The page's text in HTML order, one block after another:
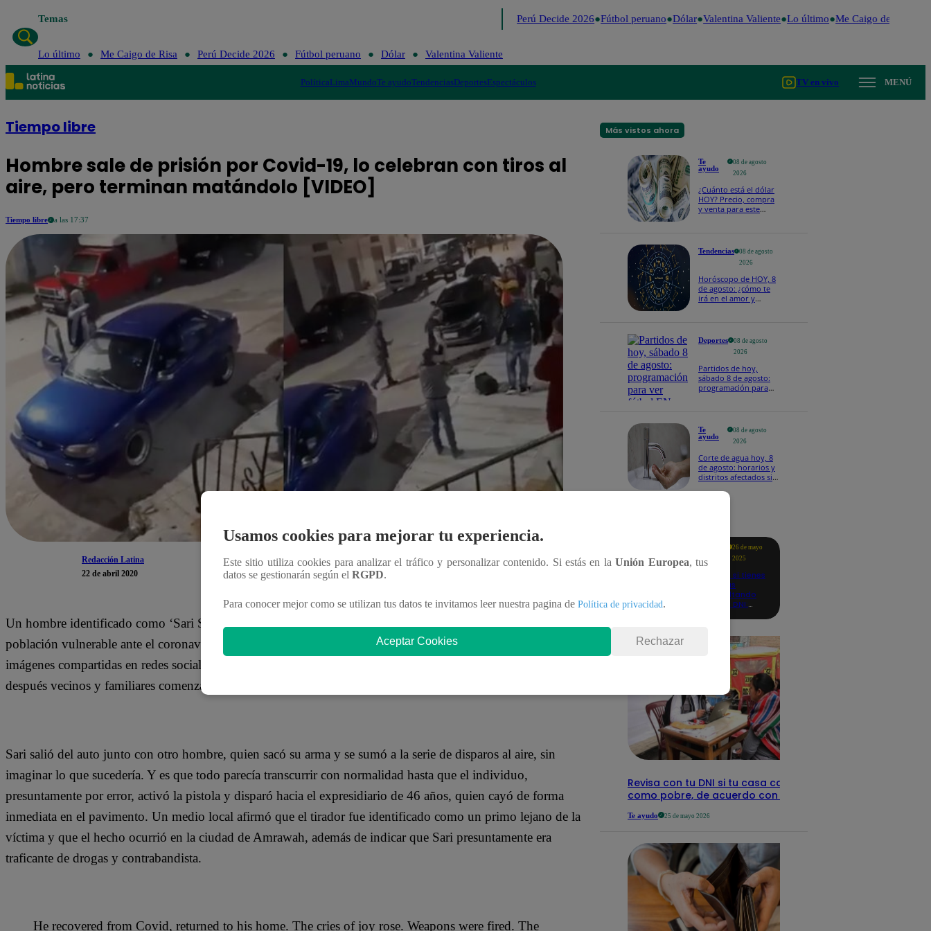
Temas Perú Decide 2026 Fútbol peruano Dólar Valentina Valiente Lo último Me Caigo de Risa
Lo último Me Caigo de Risa Perú Decide 2026 Fútbol peruano Dólar Valentina Valiente
PolíticaLimaMundoTe ayudoTendenciasDeportesEspectáculos TV en vivo MENÚ
Tiempo libre
Hombre sale de prisión por Covid-19, lo celebran con tiros al
aire, pero terminan matándolo [VIDEO]
Tiempo libre a las 17:37
Redacción Latina
22 de abril 2020
Compartir
Un hombre identificado como ‘Sari S.’ fue liberado de la prisión de Jordania por ser considerado como
población vulnerable ante el coronavirus, por lo que fue recibido efusivamente al llegar a su domicilio. En las
imágenes compartidas en redes sociales se observa cómo el recién liberado llega un vehículo azul, segundos
después vecinos y familiares comenzaron a celebrar con una lluvia de disparos.
Sari salió del auto junto con otro hombre, quien sacó su arma y se sumó a la serie de disparos al aire, sin
imaginar lo que sucedería. Y es que todo parecía transcurrir con normalidad hasta que el individuo,
presuntamente por error, activó la pistola y disparó hacia el expresidiario de 46 años, quien cayó de forma
inmediata en el pavimento. Un medio local afirmó que el tirador fue identificado como un primo lejano de la
víctima y que el hecho ocurrió en la ciudad de Amrawah, además de indicar que Sari presuntamente era
traficante de drogas y contrabandista.
He recovered from Covid, returned to his home. The cries of joy rose. Weapons were fired. The
Más vistos ahora
Te
ayudo
08 de agosto
2026
¿Cuánto está el dólar
HOY? Precio, compra
y venta para este
Tendencias
08 de agosto
2026
Horóscopo de HOY, 8
de agosto: ¿cómo te
irá en el amor y
Deportes
08 de agosto
2026
Partidos de hoy,
sábado 8 de agosto:
programación para
Te
ayudo
08 de agosto
2026
Corte de agua hoy, 8
de agosto: horarios y
distritos afectados sin
26 de mayo
2025
Revisa si tienes
deudas
consultando
con tu DNI:
detalles
Revisa con tu DNI si tu casa califica
como pobre, de acuerdo con el Sisfoh
Te ayudo 25 de mayo 2026
Usamos cookies para mejorar tu experiencia.
Este sitio utiliza cookies para analizar el tráfico y personalizar contenido. Si estás en laUnión Europea, tus
datos se gestionarán según el RGPD.
Para conocer mejor como se utilizan tus datos te invitamos leer nuestra pagina de Política de privacidad.
Aceptar Cookies Rechazar